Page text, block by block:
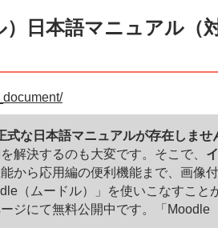
日本語マニュアル（
式な日本語マニュアルが存在しませ
解決するのも大変です。そこで、
から応用編の便利機能まで、画像
（ムードル）」を使いこなすこと
ジにて無料公開中です。「